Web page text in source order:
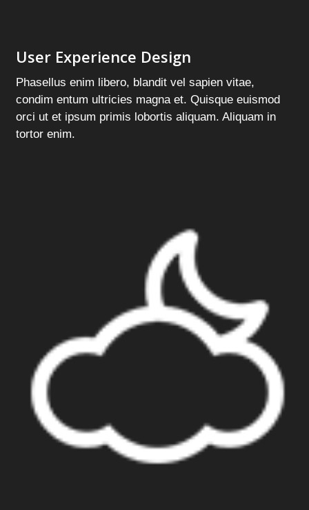
User Experience Design
Phasellus enim libero, blandit vel sapien vitae,
condim entum ultricies magna et. Quisque euismod
orci ut et ipsum primis lobortis aliquam. Aliquam in
tortor enim.